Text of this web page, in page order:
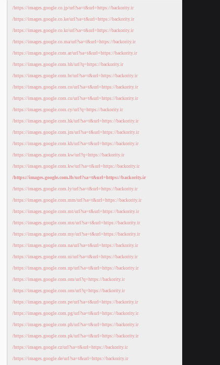
https://images.google.co.jp/url?sa=t&url=https://backority.ir/
https://images.google.co.ke/url?sa=t&url=https://backority.ir/
https://images.google.co.kr/url?sa=t&url=https://backority.ir/
https://images.google.co.ma/url?sa=t&url=https://backority.ir/
https://images.google.com.ar/url?sa=t&url=https://backority.ir/
https://images.google.com.bh/url?q=https://backority.ir/
https://images.google.com.br/url?sa=t&url=https://backority.ir/
https://images.google.com.co/url?sa=t&url=https://backority.ir/
https://images.google.com.cu/url?sa=t&url=https://backority.ir/
https://images.google.com.cy/url?q=https://backority.ir/
https://images.google.com.hk/url?sa=t&url=https://backority.ir/
https://images.google.com.jm/url?sa=t&url=https://backority.ir/
https://images.google.com.kh/url?sa=t&url=https://backority.ir/
https://images.google.com.kw/url?q=https://backority.ir/
https://images.google.com.kw/url?sa=t&url=https://backority.ir/
https://images.google.com.lb/url?sa=t&url=https://backority.ir/
https://images.google.com.ly/url?sa=t&url=https://backority.ir/
https://images.google.com.mm/url?sa=t&url=https://backority.ir/
https://images.google.com.mt/url?sa=t&url=https://backority.ir/
https://images.google.com.mx/url?sa=t&url=https://backority.ir/
https://images.google.com.my/url?sa=t&url=https://backority.ir/
https://images.google.com.na/url?sa=t&url=https://backority.ir/
https://images.google.com.ni/url?sa=t&url=https://backority.ir/
https://images.google.com.np/url?sa=t&url=https://backority.ir/
https://images.google.com.om/url?q=https://backority.ir/
https://images.google.com.om/url?q=https://backority.ir/
https://images.google.com.pe/url?sa=t&url=https://backority.ir/
https://images.google.com.pg/url?sa=t&url=https://backority.ir/
https://images.google.com.ph/url?sa=t&url=https://backority.ir/
https://images.google.com.pk/url?sa=t&url=https://backority.ir/
https://images.google.cz/url?sa=t&url=https://backority.ir/
https://images.google.de/url?sa=t&url=https://backority.ir/